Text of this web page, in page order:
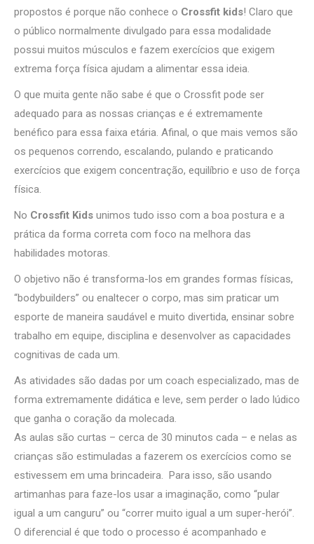
propostos é porque não conhece o Crossfit kids! Claro que
o público normalmente divulgado para essa modalidade
possui muitos músculos e fazem exercícios que exigem
extrema força física ajudam a alimentar essa ideia.
O que muita gente não sabe é que o Crossfit pode ser
adequado para as nossas crianças e é extremamente
benéfico para essa faixa etária. Afinal, o que mais vemos são
os pequenos correndo, escalando, pulando e praticando
exercícios que exigem concentração, equilíbrio e uso de força
física.
No Crossfit Kids unimos tudo isso com a boa postura e a
prática da forma correta com foco na melhora das
habilidades motoras.
O objetivo não é transforma-los em grandes formas físicas,
“bodybuilders” ou enaltecer o corpo, mas sim praticar um
esporte de maneira saudável e muito divertida, ensinar sobre
trabalho em equipe, disciplina e desenvolver as capacidades
cognitivas de cada um.
As atividades são dadas por um coach especializado, mas de
forma extremamente didática e leve, sem perder o lado lúdico
que ganha o coração da molecada.
As aulas são curtas – cerca de 30 minutos cada – e nelas as
crianças são estimuladas a fazerem os exercícios como se
estivessem em uma brincadeira. Para isso, são usando
artimanhas para faze-los usar a imaginação, como “pular
igual a um canguru” ou “correr muito igual a um super-herói”.
O diferencial é que todo o processo é acompanhado e